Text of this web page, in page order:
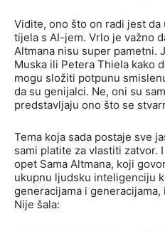
Vidite, ono što on radi jest
tijela s AI-jem. Vrlo je važno
Altmana nisu super pametni.
Muska ili Petera Thiela kako
mogu složiti potpunu
da su genijalci. Ne, oni su
predstavljaju ono što se
Tema koja sada postaje sve
sami platite za vlastiti zatvor.
opet Sama Altmana, koji
ukupnu ljudsku inteligenciju
generacijama i
Nije šala: